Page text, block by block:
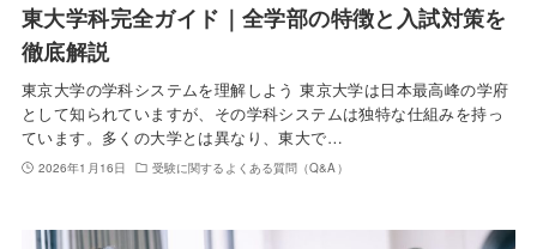
東大学科完全ガイド｜全学部の特徴と入試対策を
徹底解説
東京大学の学科システムを理解しよう 東京大学は日本最高峰の学府
として知られていますが、その学科システムは独特な仕組みを持っ
ています。多くの大学とは異なり、東大で…
2026年1月16日 受験に関するよくある質問（Q&A）